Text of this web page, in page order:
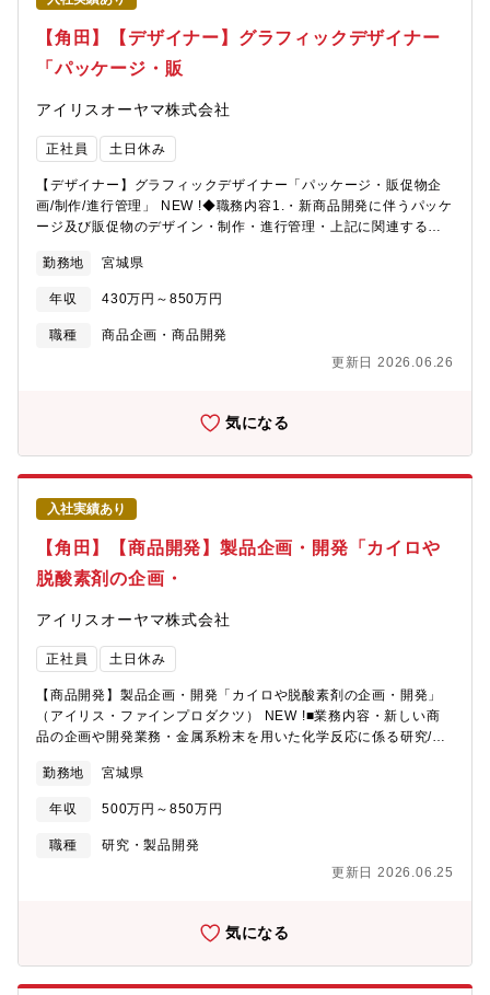
【角田】【デザイナー】グラフィックデザイナー
「パッケージ・販
アイリスオーヤマ株式会社
正社員 土日休み
【デザイナー】グラフィックデザイナー「パッケージ・販促物企
画/制作/進行管理」 NEW !◆職務内容1.・新商品開発に伴うパッケ
ージ及び販促物のデザイン・制作・進行管理・上記に関連するグ
ーフレット等）の企画、制作、進行管理・上記に関連するグラフ
ィックデザイン業務◆職種１.・商品のパッケージデザイン・販促
物制作を担当して頂きます。・商品開発部門、事業部門部、広報
部門、Webデザイン部門、撮影部門など関連部署とコミュニケー
デザイン業務全般を行います。・新製品のネーミング提案、ロゴ
ン、撮影ディレクション、コピーライティングなども担当して頂
きます。・外部協力会社と連携をしながら制作、入稿までを担当
して頂きます。２.・法人向けLED照明事業をはじめとしたB to B
事業の販促物制作を担当して頂きます。・商品企画部門、開発部
門、Webデザイン部門など関連部署とコミュニケーションを取り
ながら、商品開発や事業戦略に沿った販促物の企画/制作を行いま
す。・新製品のネーミング提案、ロゴ制作等にも携わって頂きま
す。・企画提案、制作ディレクション、撮影ディレクション、コ
ピーライティングなども担当して頂きます。・外部協力会社と連
料】・履歴書およびポートフォリオポートフォリオについては、
画質が荒くとも構いませんので2MB以下になるようにサイズダウ
ンをお願いいたします。※（解像度の高い）ポートフォリオの原
勤務地 宮城県
年収 430万円～850万円
職種
商品企画・商品開発
更新日 2026.06.26
気になる
入社実績あり
【角田】【商品開発】製品企画・開発「カイロや
脱酸素剤の企画・
アイリスオーヤマ株式会社
正社員 土日休み
【商品開発】製品企画・開発「カイロや脱酸素剤の企画・開発」
（アイリス・ファインプロダクツ） NEW !■業務内容・新しい商
品の企画や開発業務・金属系粉末を用いた化学反応に係る研究/商
究・開発・差別化（コストダウン・性能向上）のための提案／研
究開発。資材の選定、見直し。・新商品の量産のための技術開発■
主な担当商材使い捨てカイロ鮮度保持剤（脱酸素剤など）
勤務地 宮城県
年収 500万円～850万円
職種
研究・製品開発
更新日 2026.06.25
気になる